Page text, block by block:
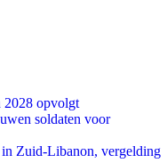
2028 opvolgt
soldaten voor
Zuid-Libanon, vergelding